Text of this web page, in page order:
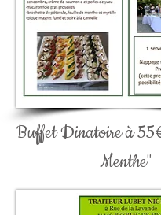
Buffet Dinatoire à
Menthe"